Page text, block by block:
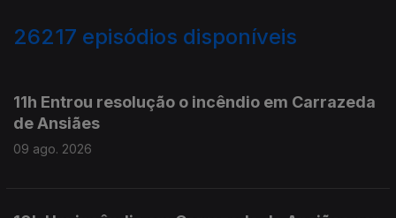
26217 episódios disponíveis
11h Entrou resolução o incêndio em Carrazeda
de Ansiães
09 ago. 2026